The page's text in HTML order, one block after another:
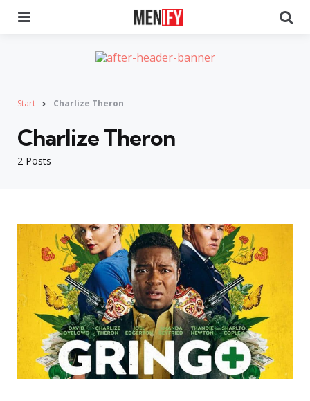
Start Charlize Theron
2 Posts
Charlize Theron